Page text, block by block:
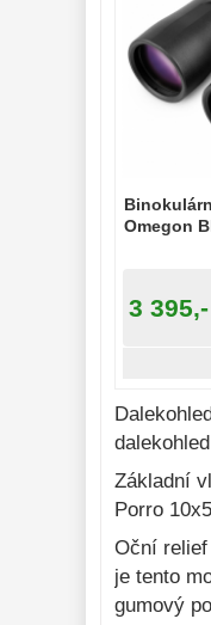
Kapesní
Dětské
Námořní
Ostatní
Bazar 11
Omegon
3 395,-
Základní
Porro
Oční
je tento
gumový